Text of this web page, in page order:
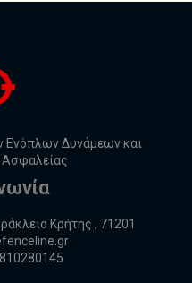
Ενόπλων Δυνάμεων και
Κρήτης , 71201